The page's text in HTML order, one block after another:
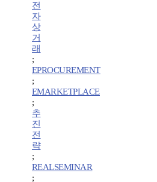
전
자
상
거
래
;
EPROCUREMENT
;
EMARKETPLACE
;
추
진
전
략
;
REALSEMINAR
;